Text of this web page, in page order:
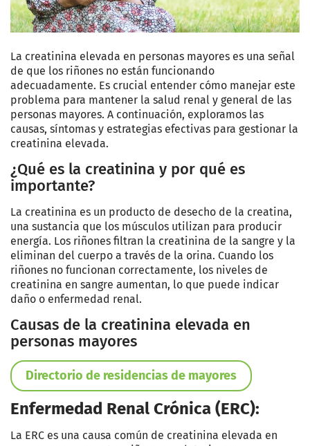
La creatinina elevada en personas mayores es una señal
de que los riñones no están funcionando
adecuadamente. Es crucial entender cómo manejar este
problema para mantener la salud renal y general de las
personas mayores. A continuación, exploramos las
causas, síntomas y estrategias efectivas para gestionar la
creatinina elevada.
¿Qué es la creatinina y por qué es
importante?
La creatinina es un producto de desecho de la creatina,
una sustancia que los músculos utilizan para producir
energía. Los riñones filtran la creatinina de la sangre y la
eliminan del cuerpo a través de la orina. Cuando los
riñones no funcionan correctamente, los niveles de
creatinina en sangre aumentan, lo que puede indicar
daño o enfermedad renal.
Causas de la creatinina elevada en
personas mayores
Directorio de residencias de mayores
Enfermedad Renal Crónica (ERC):
La ERC es una causa común de creatinina elevada en